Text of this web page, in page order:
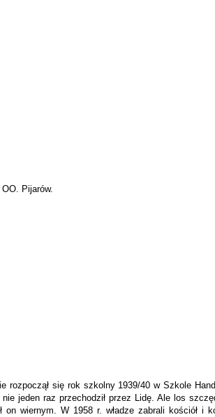
Pijarów.
się rok szkolny 1939/40 w Szkole
jeden raz przechodził przez Lidę. Ale los
wiernym. W 1958 r. władze zabrali kościół i